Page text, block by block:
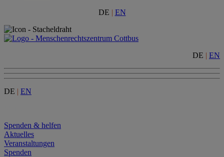
DE | EN
DE | EN
DE | EN
Spenden & helfen
Aktuelles
Veranstaltungen
Spenden